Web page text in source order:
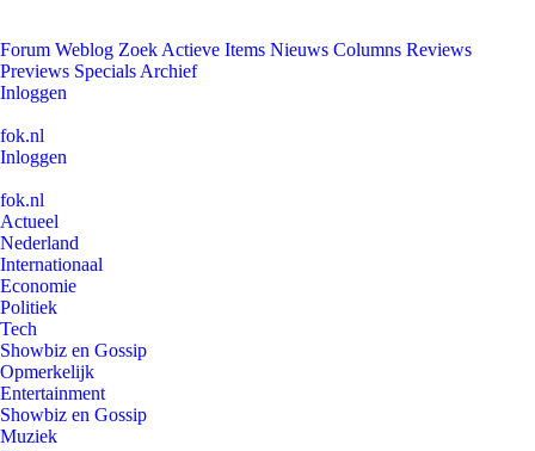
Forum Weblog Zoek Actieve Items Nieuws Columns Reviews
Previews Specials Archief
Inloggen
fok.nl
Inloggen
fok.nl
Actueel
Nederland
Internationaal
Economie
Politiek
Tech
Showbiz en Gossip
Opmerkelijk
Entertainment
Showbiz en Gossip
Muziek